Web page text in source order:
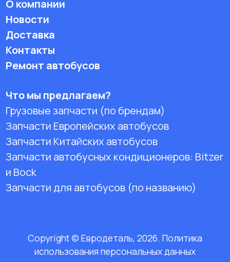
О компании
Новости
Доставка
Контакты
Ремонт автобусов
Что мы предлагаем?
Грузовые запчасти (по брендам)
Запчасти Европейских автобусов
Запчасти Китайских автобусов
Запчасти автобусных кондиционеров: Bitzer
и Bock
Запчасти для автобусов (по названию)
Copyright © Евродеталь, 2026. Политика
использования персональных данных